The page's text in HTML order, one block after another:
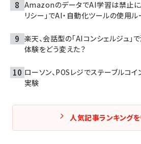
AmazonのデータでAI学習は禁止に
リシー」でAI・自動化ツールの使用
楽天、会話型の「AIコンシェルジュ」
体験をどう変えた？
ローソン、POSレジでステーブルコ
実験
人気記事ランキング